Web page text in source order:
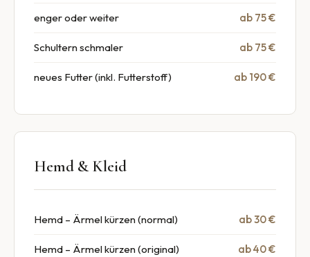
enger oder weiter ab 75 €
Schultern schmaler ab 75 €
neues Futter (inkl. Futterstoff) ab 190 €
Hemd & Kleid
Hemd – Ärmel kürzen (normal) ab 30 €
Hemd – Ärmel kürzen (original) ab 40 €